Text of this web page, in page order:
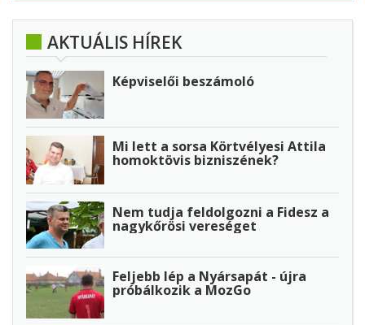
AKTUÁLIS HÍREK
Képviselői beszámoló
Mi lett a sorsa Körtvélyesi Attila
homoktövis bizniszének?
Nem tudja feldolgozni a Fidesz a
nagykőrösi vereséget
Feljebb lép a Nyársapát - újra
próbálkozik a MozGo